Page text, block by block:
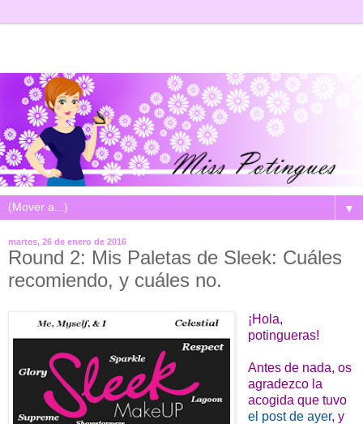
▼
martes, 26 de enero de 2016
Round 2: Mis Paletas de Sleek: Cuáles
recomiendo, y cuáles no.
¡Hola,
potingueras!
Antes de nada, os
agradezco la
acogida que tuvo
el post de ayer, y